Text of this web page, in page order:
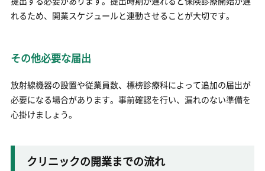
れるため、開業スケジュールと連動させることが大切です。
その他必要な届出
放射線機器の設置や従業員数、標榜診療科によって追加の届出が
必要になる場合があります。事前確認を行い、漏れのない準備を
心掛けましょう。
クリニックの開業までの流れ